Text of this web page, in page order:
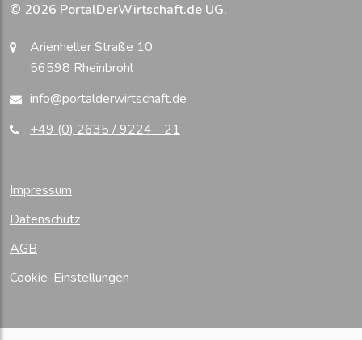
© 2026 PortalDerWirtschaft.de UG.
Arienheller Straße 10
56598 Rheinbrohl
info@portalderwirtschaft.de
+49 (0) 2635 / 9224 - 21
Impressum
Datenschutz
AGB
Cookie-Einstellungen